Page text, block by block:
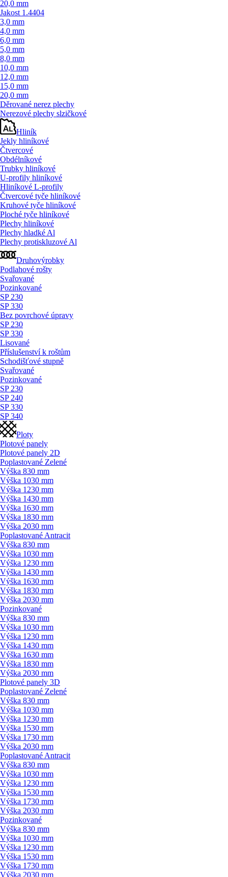
20,0 mm
Jakost 1.4404
3,0 mm
4,0 mm
6,0 mm
5,0 mm
8,0 mm
10,0 mm
12,0 mm
15,0 mm
20,0 mm
Děrované nerez plechy
Nerezové plechy slzičkové
Hliník
Jekly hliníkové
Čtvercové
Obdélníkové
Trubky hliníkové
U-profily hliníkové
Hliníkové L-profily
Čtvercové tyče hliníkové
Kruhové tyče hliníkové
Ploché tyče hliníkové
Plechy hliníkové
Plechy hladké Al
Plechy protiskluzové Al
Druhovýrobky
Podlahové rošty
Svařované
Pozinkované
SP 230
SP 330
Bez povrchové úpravy
SP 230
SP 330
Lisované
Příslušenství k roštům
Schodišťové stupně
Svařované
Pozinkované
SP 230
SP 240
SP 330
SP 340
Ploty
Plotové panely
Plotové panely 2D
Poplastované Zelené
Výška 830 mm
Výška 1030 mm
Výška 1230 mm
Výška 1430 mm
Výška 1630 mm
Výška 1830 mm
Výška 2030 mm
Poplastované Antracit
Výška 830 mm
Výška 1030 mm
Výška 1230 mm
Výška 1430 mm
Výška 1630 mm
Výška 1830 mm
Výška 2030 mm
Pozinkované
Výška 830 mm
Výška 1030 mm
Výška 1230 mm
Výška 1430 mm
Výška 1630 mm
Výška 1830 mm
Výška 2030 mm
Plotové panely 3D
Poplastované Zelené
Výška 830 mm
Výška 1030 mm
Výška 1230 mm
Výška 1530 mm
Výška 1730 mm
Výška 2030 mm
Poplastované Antracit
Výška 830 mm
Výška 1030 mm
Výška 1230 mm
Výška 1530 mm
Výška 1730 mm
Výška 2030 mm
Pozinkované
Výška 830 mm
Výška 1030 mm
Výška 1230 mm
Výška 1530 mm
Výška 1730 mm
Výška 2030 mm